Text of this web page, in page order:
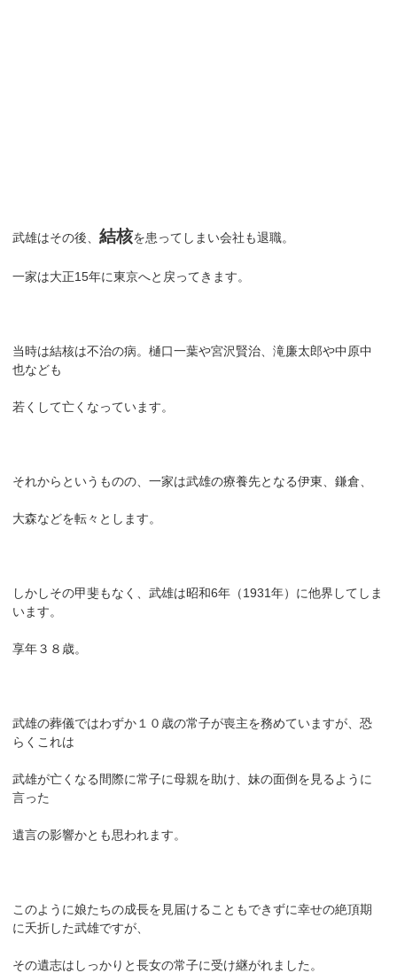
武雄はその後、結核を患ってしまい会社も退職。
一家は大正15年に東京へと戻ってきます。
当時は結核は不治の病。樋口一葉や宮沢賢治、滝廉太郎や中原中
也なども
若くして亡くなっています。
それからというものの、一家は武雄の療養先となる伊東、鎌倉、
大森などを転々とします。
しかしその甲斐もなく、武雄は昭和6年（1931年）に他界してしま
います。
享年３８歳。
武雄の葬儀ではわずか１０歳の常子が喪主を務めていますが、恐
らくこれは
武雄が亡くなる間際に常子に母親を助け、妹の面倒を見るように
言った
遺言の影響かとも思われます。
このように娘たちの成長を見届けることもできずに幸せの絶頂期
に夭折した武雄ですが、
その遺志はしっかりと長女の常子に受け継がれました。